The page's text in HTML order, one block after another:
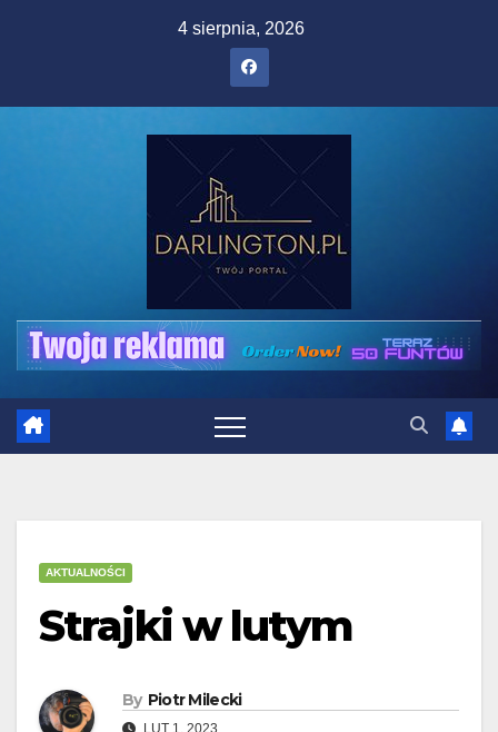
4 sierpnia, 2026
AKTUALNOŚCI
Strajki w lutym
By Piotr Milecki
LUT 1, 2023